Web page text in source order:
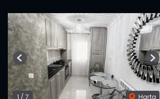
1 /7 Harta
Previous